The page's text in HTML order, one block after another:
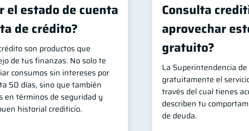
el estado de cuenta
de crédito?
son productos que
de tus finanzas. No solo te
consumos sin intereses por
50 días, sino que también
en términos de seguridad y
historial crediticio.
Consulta
aprovechar
gratuito?
La Superintendencia
gratuitamente el
través del cual tienes
describen tu
de deuda.